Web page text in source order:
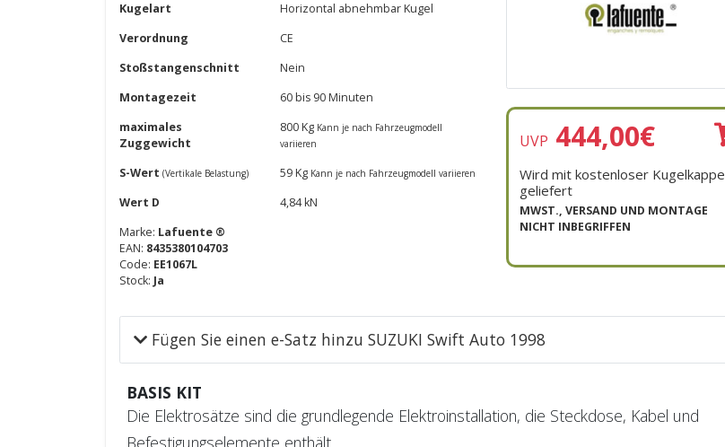
Kugelart
Horizontal abnehmbar Kugel
Verordnung
CE
Stoßstangenschnitt
Nein
Montagezeit
60 bis 90 Minuten
maximales
Zuggewicht
800 Kg Kann je nach Fahrzeugmodell
variieren
S-Wert (Vertikale Belastung) 59 Kg Kann je nach Fahrzeugmodell variieren
Wert D
4,84 kN
Marke: Lafuente ®
EAN: 8435380104703
Code: EE1067L
Stock: Ja
UVP 444,00€
Wird mit kostenloser Kugelkappe
geliefert
MWST., VERSAND UND MONTAGE
NICHT INBEGRIFFEN
Fügen Sie einen e-Satz hinzu SUZUKI Swift Auto 1998
BASIS KIT
Die Elektrosätze sind die grundlegende Elektroinstallation, die Steckdose, Kabel und
Befestigungselemente enthält.